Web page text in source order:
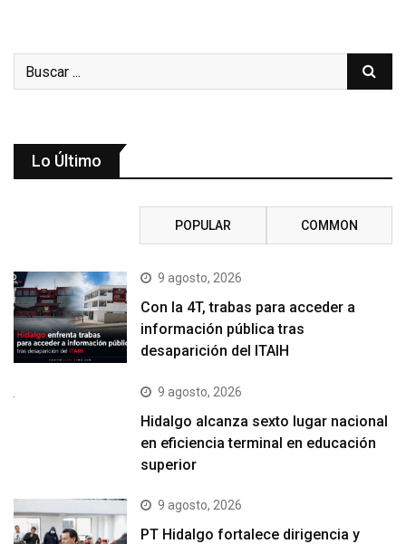
Lo Último
POPULAR COMMON
9 agosto, 2026
Con la 4T, trabas para acceder a
información pública tras
desaparición del ITAIH
9 agosto, 2026
Hidalgo alcanza sexto lugar nacional
en eficiencia terminal en educación
superior
9 agosto, 2026
PT Hidalgo fortalece dirigencia y